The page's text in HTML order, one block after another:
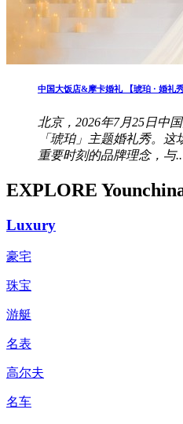
中国大饭店&摩卡婚礼 【琥珀 · 婚
北京，2026年7月25日中
「琥珀」主题婚礼秀。
重要时刻的品牌理念，与..
EXPLORE
Luxury
豪宅
珠宝
游艇
名表
高尔夫
名车